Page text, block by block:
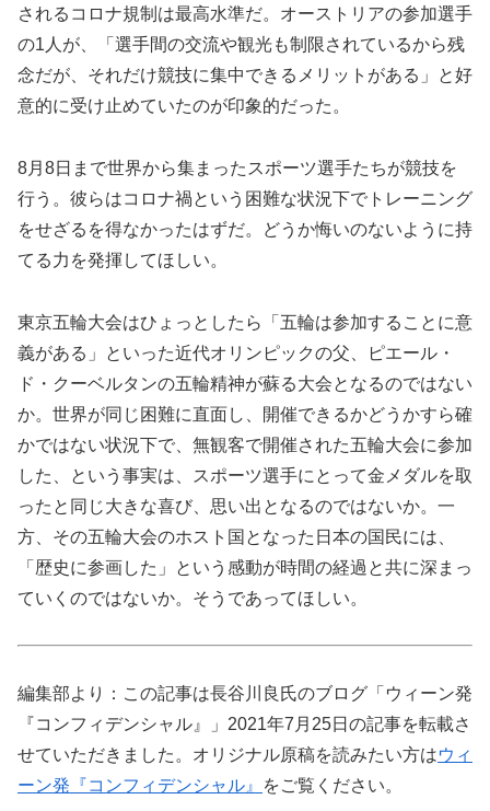
されるコロナ規制は最高水準だ。オーストリアの参加選手
の1人が、「選手間の交流や観光も制限されているから残
念だが、それだけ競技に集中できるメリットがある」と好
意的に受け止めていたのが印象的だった。
8月8日まで世界から集まったスポーツ選手たちが競技を
行う。彼らはコロナ禍という困難な状況下でトレーニング
をせざるを得なかったはずだ。どうか悔いのないように持
てる力を発揮してほしい。
東京五輪大会はひょっとしたら「五輪は参加することに意
義がある」といった近代オリンピックの父、ピエール・
ド・クーベルタンの五輪精神が蘇る大会となるのではない
か。世界が同じ困難に直面し、開催できるかどうかすら確
かではない状況下で、無観客で開催された五輪大会に参加
した、という事実は、スポーツ選手にとって金メダルを取
ったと同じ大きな喜び、思い出となるのではないか。一
方、その五輪大会のホスト国となった日本の国民には、
「歴史に参画した」という感動が時間の経過と共に深まっ
ていくのではないか。そうであってほしい。
編集部より：この記事は長谷川良氏のブログ「ウィーン発
『コンフィデンシャル』」2021年7月25日の記事を転載さ
せていただきました。オリジナル原稿を読みたい方はウィ
ーン発『コンフィデンシャル』
をご覧ください。